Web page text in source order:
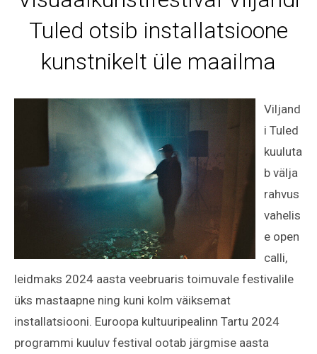
Tuled otsib installatsioone
kunstnikelt üle maailma
Viljand
i Tuled
kuuluta
b välja
rahvus
vahelis
e open
calli,
leidmaks 2024 aasta veebruaris toimuvale festivalile
üks mastaapne ning kuni kolm väiksemat
installatsiooni. Euroopa kultuuripealinn Tartu 2024
programmi kuuluv festival ootab järgmise aasta